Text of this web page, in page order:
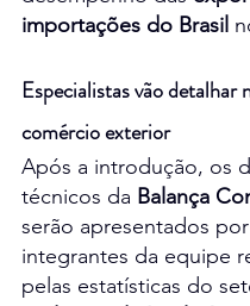
importações do Brasil
Especialistas vão detalhar
comércio exterior
Após a introdução, os
técnicos da Balança
serão apresentados por
integrantes da equipe
pelas estatísticas do